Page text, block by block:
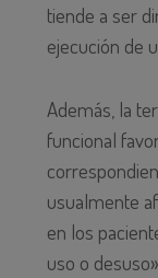
tiende a ser
ejecución de
Además, la
funcional
usualmente
en los
uso o